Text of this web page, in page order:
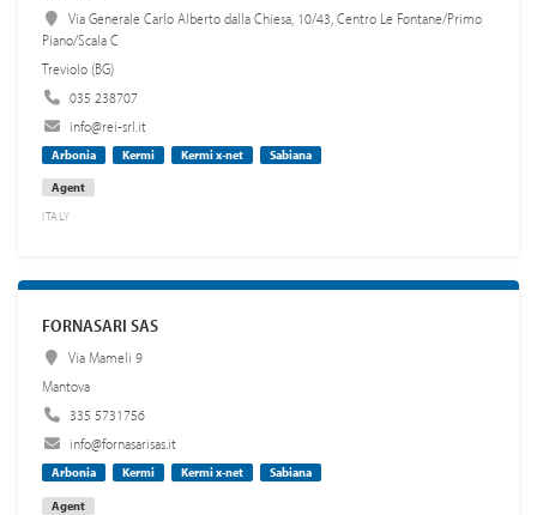
Via Generale Carlo Alberto dalla Chiesa, 10/43, Centro Le Fontane/Primo
Piano/Scala C
Treviolo (BG)
035 238707
info@rei-srl.it
Arbonia Kermi Kermi x-net
Sabiana
Agent
ITALY
FORNASARI SAS
Via Mameli 9
Mantova
335 5731756
info@fornasarisas.it
Arbonia Kermi Kermi x-net
Sabiana
Agent